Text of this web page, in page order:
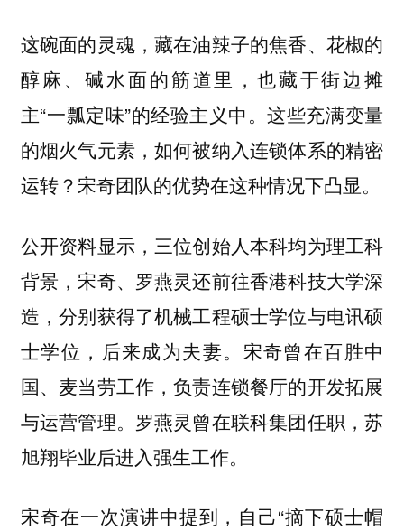
这碗面的灵魂，藏在油辣子的焦香、花椒的
醇麻、碱水面的筋道里，也藏于街边摊
主“一瓢定味”的经验主义中。这些充满变量
的烟火气元素，如何被纳入连锁体系的精密
运转？宋奇团队的优势在这种情况下凸显。
公开资料显示，三位创始人本科均为理工科
背景，宋奇、罗燕灵还前往香港科技大学深
造，分别获得了机械工程硕士学位与电讯硕
士学位，后来成为夫妻。宋奇曾在百胜中
国、麦当劳工作，负责连锁餐厅的开发拓展
与运营管理。罗燕灵曾在联科集团任职，苏
旭翔毕业后进入强生工作。
宋奇在一次演讲中提到，自己“摘下硕士帽